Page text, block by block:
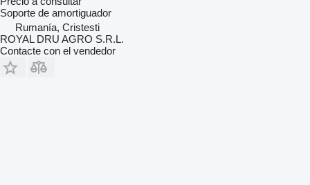
Soporte de amortiguador
Rumanía, Cristesti
ROYAL DRU AGRO S.R.L.
Contacte con el vendedor